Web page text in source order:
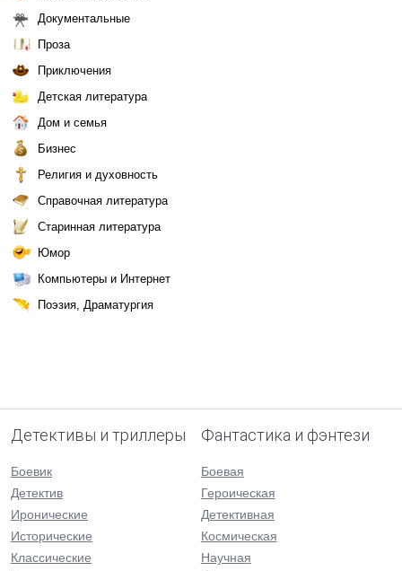
Документальные
Проза
Приключения
Детская литература
Дом и семья
Бизнес
Религия и духовность
Справочная литература
Старинная литература
Юмор
Компьютеры и Интернет
Поэзия, Драматургия
Детективы и триллеры
Боевик
Детектив
Иронические
Исторические
Классические
Фантастика и фэнтези
Боевая
Героическая
Детективная
Космическая
Научная